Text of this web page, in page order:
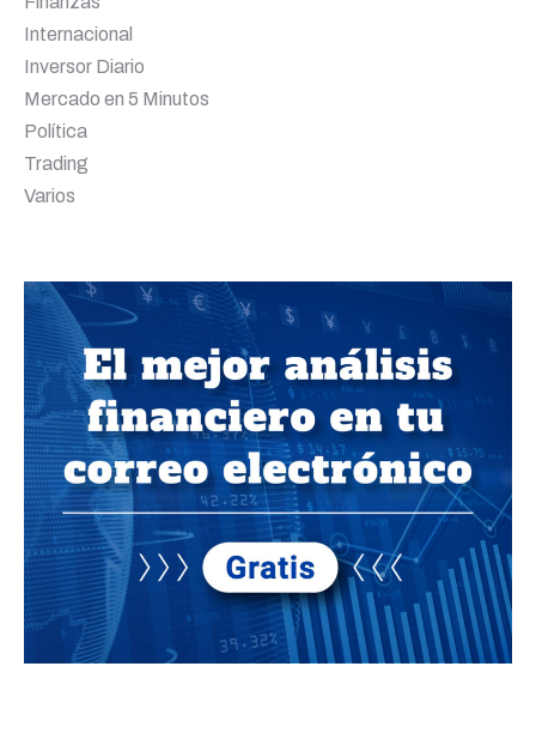
Internacional
Inversor Diario
Mercado en 5 Minutos
Política
Trading
Varios